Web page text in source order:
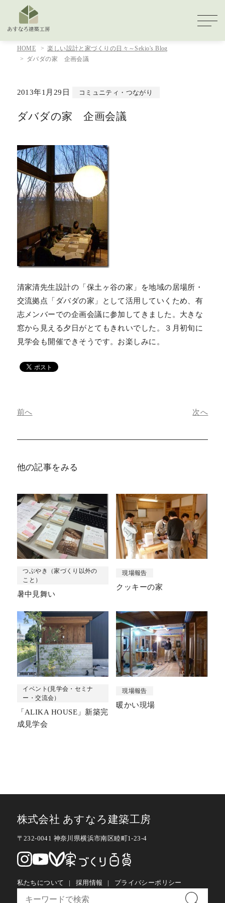
HOME
楽しい設計と家づくりの日々～Sekio's Blog
ダバダの家 企画会議
2013年1月29日 コミュニティ・つながり
ダバダの家 企画会議
清家清先生設計の「保土ヶ谷の家」を地域の居場所・
交流拠点「ダバダの家」として活用していくため、有
志メンバーでの企画会議に参加してきました。大きな
窓から見える夕日がとてもきれいでした。３月初旬に
見学会も開催できそうです。お楽しみに。
前へ 次へ
他の記事をみる
つぶやき（家づくり以外の
こと）
暑中見舞い
現場報告
クッキーの家
イベント(見学会・セミナ
ー・交流会）
「ALIKA HOUSE」新築完
成見学会
現場報告
暖かい現場
株式会社 あすなろ建築工房
〒232-0041 神奈川県横浜市南区睦町1-23-4
私たちについて 採用情報 プライバシーポリシー